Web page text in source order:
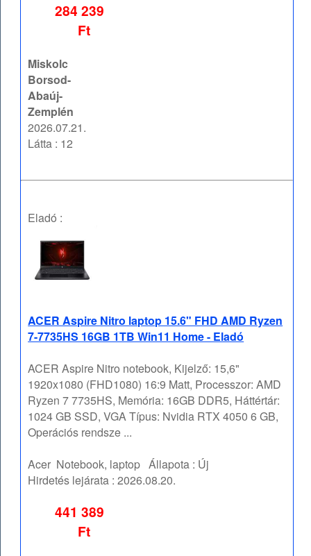
284 239
Ft
Miskolc
Borsod-
Abaúj-
Zemplén
2026.07.21.
Látta : 12
Eladó :
ACER Aspire Nitro laptop 15.6" FHD AMD Ryzen
7-7735HS 16GB 1TB Win11 Home - Eladó
ACER Aspire Nitro notebook, Kijelző: 15,6"
1920x1080 (FHD1080) 16:9 Matt, Processzor: AMD
Ryzen 7 7735HS, Memória: 16GB DDR5, Háttértár:
1024 GB SSD, VGA Típus: Nvidia RTX 4050 6 GB,
Operációs rendsze ...
Acer Notebook, laptop Állapota : Új
Hirdetés lejárata :2026.08.20.
441 389
Ft